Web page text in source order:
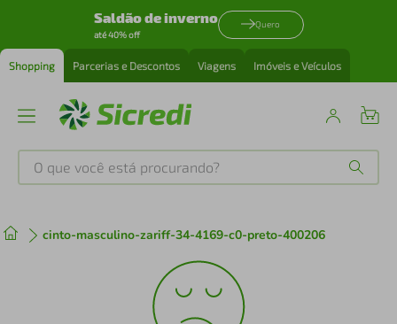
Saldão de inverno
até 40% off
Quero
Shopping Parcerias e Descontos Viagens Imóveis e Veículos
O que você está procurando?
cinto-masculino-zariff-34-4169-c0-preto-400206